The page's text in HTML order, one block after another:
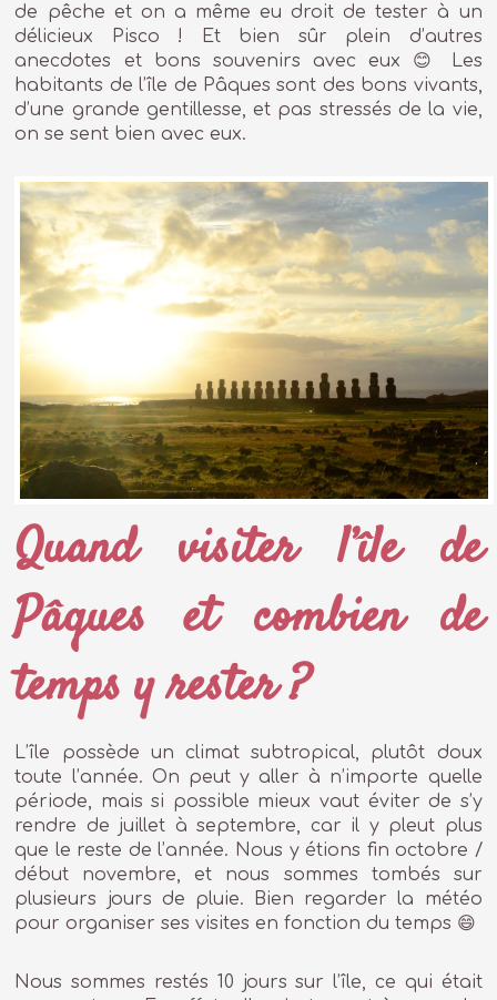
de pêche et on a même eu droit de tester à un
délicieux Pisco ! Et bien sûr plein d’autres
anecdotes et bons souvenirs avec eux 😊 Les
habitants de l’île de Pâques sont des bons vivants,
d’une grande gentillesse, et pas stressés de la vie,
on se sent bien avec eux.
Quand visiter l’île de
Pâques et combien de
temps y rester ?
L’île possède un climat subtropical, plutôt doux
toute l’année. On peut y aller à n’importe quelle
période, mais si possible mieux vaut éviter de s’y
rendre de juillet à septembre, car il y pleut plus
que le reste de l’année. Nous y étions fin octobre /
début novembre, et nous sommes tombés sur
plusieurs jours de pluie. Bien regarder la météo
pour organiser ses visites en fonction du temps 😄
Nous sommes restés 10 jours sur l’île, ce qui était